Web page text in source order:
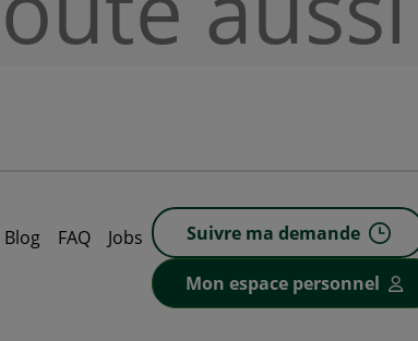
Blog FAQ Jobs Suivre ma demande
Mon espace personnel